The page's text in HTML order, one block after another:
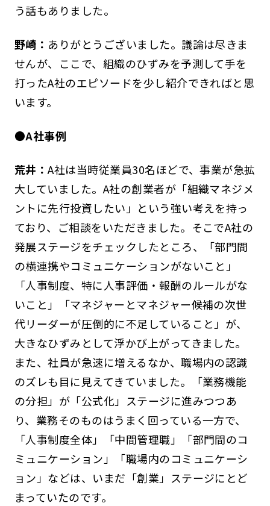
う話もありました。
野崎： ありがとうございました。議論は尽きま
せんが、ここで、組織のひずみを予測して手を
打ったA社のエピソードを少し紹介できればと思
います。
●A社事例
荒井：A社は当時従業員30名ほどで、事業が急拡
大していました。A社の創業者が「組織マネジメ
ントに先行投資したい」という強い考えを持っ
ており、ご相談をいただきました。そこでA社の
発展ステージをチェックしたところ、「部門間
の横連携やコミュニケーションがないこと」
「人事制度、特に人事評価・報酬のルールがな
いこと」「マネジャーとマネジャー候補の次世
代リーダーが圧倒的に不足していること」が、
大きなひずみとして浮かび上がってきました。
また、社員が急速に増えるなか、職場内の認識
のズレも目に見えてきていました。「業務機能
の分担」が「公式化」ステージに進みつつあ
り、業務そのものはうまく回っている一方で、
「人事制度全体」「中間管理職」「部門間のコ
ミュニケーション」「職場内のコミュニケーシ
ョン」などは、いまだ「創業」ステージにとど
まっていたのです。